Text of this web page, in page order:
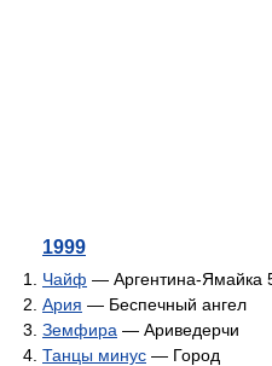
1999
Чайф — Аргентина-Ямайка
Ария — Беспечный ангел
Земфира — Ариведерчи
Танцы минус — Город